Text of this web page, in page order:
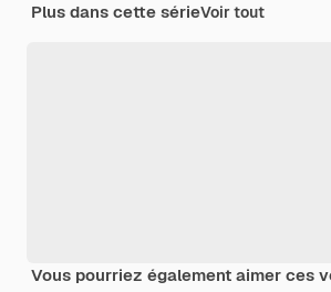
Plus dans cette sérieVoir tout
Vous pourriez également aimer ces